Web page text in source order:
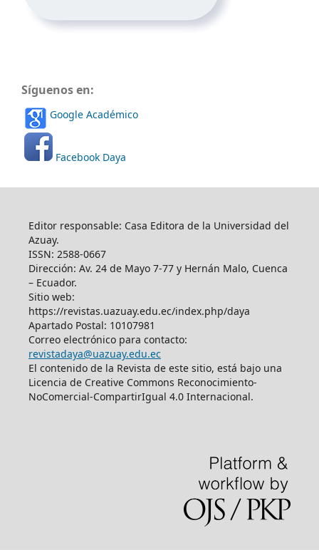
Síguenos en:
Google Académico
Facebook Daya
Editor responsable: Casa Editora de la Universidad del
Azuay.
ISSN: 2588-0667
Dirección: Av. 24 de Mayo 7-77 y Hernán Malo, Cuenca
– Ecuador.
Sitio web:
https://revistas.uazuay.edu.ec/index.php/daya
Apartado Postal: 10107981
Correo electrónico para contacto:
revistadaya@uazuay.edu.ec
El contenido de la Revista de este sitio, está bajo una
Licencia de Creative Commons Reconocimiento-
NoComercial-CompartirIgual 4.0 Internacional.